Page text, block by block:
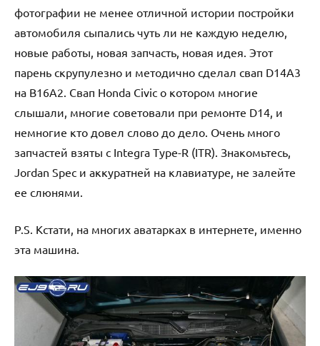
фотографии не менее отличной истории постройки
автомобиля сыпались чуть ли не каждую неделю,
новые работы, новая запчасть, новая идея. Этот
парень скрупулезно и методично сделал свап D14A3
на B16A2. Свап Honda Civic о котором многие
слышали, многие советовали при ремонте D14, и
немногие кто довел слово до дело. Очень много
запчастей взяты с Integra Type-R (ITR). Знакомьтесь,
Jordan Spec и аккуратней на клавиатуре, не залейте
ее слюнями.
P.S. Кстати, на многих аватарках в интернете, именно
эта машина.